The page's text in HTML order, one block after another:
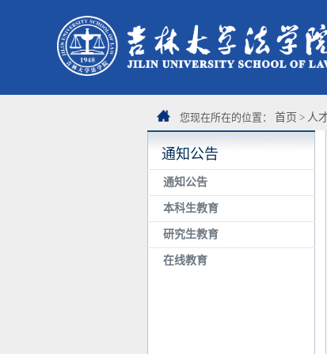
您现在所在的位置： 首页 > 人
通知公告
通知公告
本科生教育
研究生教育
在线教育